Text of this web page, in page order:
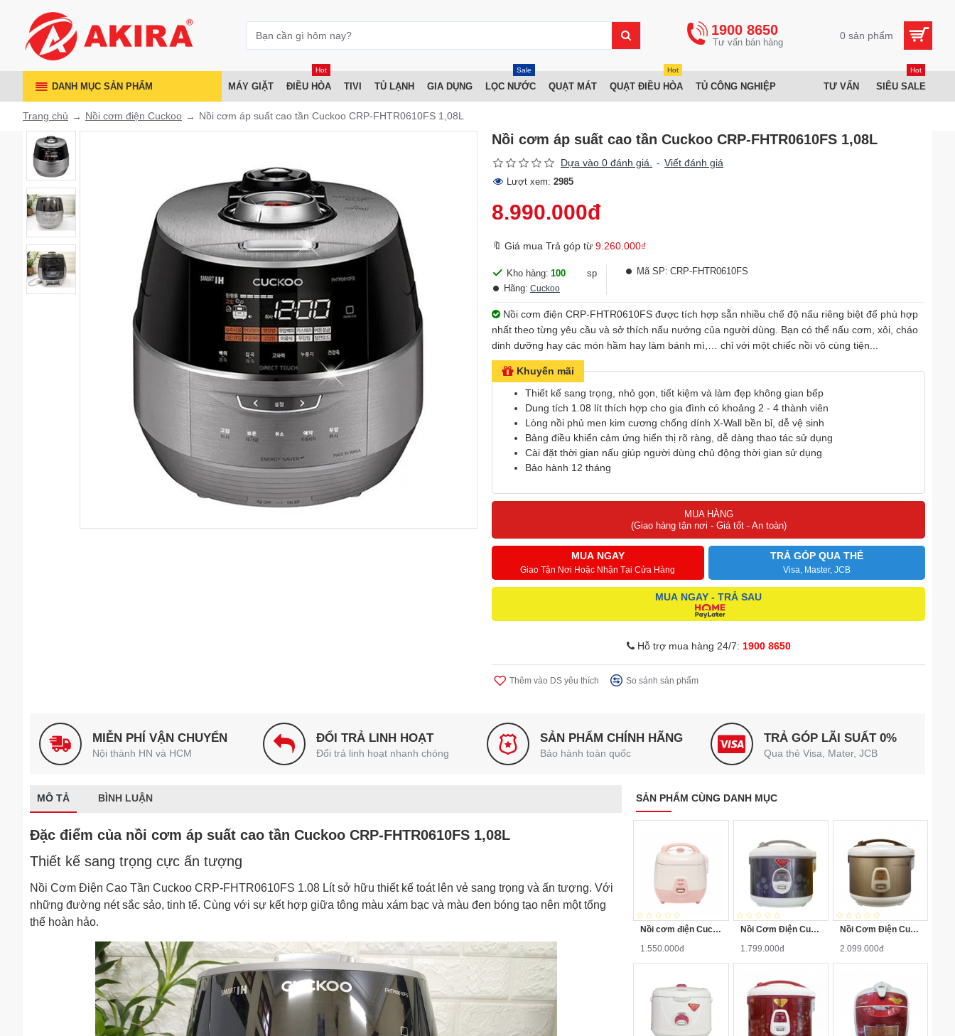
1900 8650 0 sản phẩm
DANH MỤC SẢN PHẨM MÁY GIẶT ĐIỀU HÒA
Hot
TIVI TỦ LẠNH GIA DỤNG LỌC NƯỚC
Sale
QUẠT MÁT QUẠT ĐIỀU HÒA
Hot
TỦ CÔNG NGHIỆP TƯ VẤN SIÊU SALE
Hot
Trang chủ Nồi cơm điện Cuckoo Nồi cơm áp suất cao tần Cuckoo CRP-FHTR0610FS 1,08L
Nồi cơm áp suất cao tần Cuckoo CRP-FHTR0610FS 1,08L
Dựa vào 0 đánh giá. - Viết đánh giá
Lượt xem: 2985
8.990.000đ
🔖 Giá mua Trả góp từ 9.260.000₫
Kho hàng: 100
sp
Hãng: Cuckoo
Mã SP: CRP-FHTR0610FS
Nồi cơm điện CRP-FHTR0610FS được tích hợp sẵn nhiều chế độ nấu riêng biệt để phù hợp
nhất theo từng yêu cầu và sở thích nấu nướng của người dùng. Bạn có thể nấu cơm, xôi, cháo
dinh dưỡng hay các món hầm hay làm bánh mì,… chỉ với một chiếc nồi vô cùng tiện...
Khuyến mãi
Thiết kế sang trọng, nhỏ gọn, tiết kiệm và làm đẹp không gian bếp
Dung tích 1.08 lít thích hợp cho gia đình có khoảng 2 - 4 thành viên
Lòng nồi phủ men kim cương chống dính X-Wall bền bỉ, dễ vệ sinh
Bảng điều khiển cảm ứng hiển thị rõ ràng, dễ dàng thao tác sử dụng
Cài đặt thời gian nấu giúp người dùng chủ động thời gian sử dụng
Bảo hành 12 tháng
MUA HÀNG
(Giao hàng tận nơi - Giá tốt - An toàn)
MUA NGAY
Giao Tận Nơi Hoặc Nhận Tại Cửa Hàng
TRẢ GÓP QUA THẺ
Visa, Master, JCB
MUA NGAY - TRẢ SAU
Hỗ trợ mua hàng 24/7: 1900 8650
Thêm vào DS yêu thích So sánh sản phẩm
MIỄN PHÍ VẬN CHUYỂN
Nội thành HN và HCM
ĐỔI TRẢ LINH HOẠT
Đổi trả linh hoạt nhanh chóng
SẢN PHẨM CHÍNH HÃNG
Bảo hành toàn quốc
TRẢ GÓP LÃI SUẤT 0%
Qua thẻ Visa, Mater, JCB
MÔ TẢ BÌNH LUẬN
Đặc điểm của nồi cơm áp suất cao tần Cuckoo CRP-FHTR0610FS 1,08L
Thiết kế sang trọng cực ấn tượng
Nồi Cơm Điện Cao Tần Cuckoo CRP-FHTR0610FS 1.08 Lít sở hữu thiết kế toát lên vẻ sang trọng và ấn tượng. Với
những đường nét sắc sảo, tinh tế. Cùng với sự kết hợp giữa tông màu xám bạc và màu đen bóng tạo nên một tổng
thể hoàn hảo.
SẢN PHẨM CÙNG DANH MỤC
Nồi cơm điện Cuckoo CR0632 1 lít
1.550.000đ
Nồi Cơm Điện Cuckoo CR1032 2 Lít
1.799.000đ
Nồi Cơm Điện Cuckoo CR-1413 2.5L
2.099.000đ